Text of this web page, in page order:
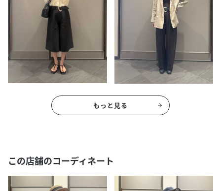
もっと見る
この店舗のコーディネート